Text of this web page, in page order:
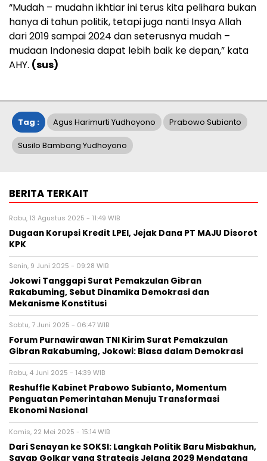
“Mudah – mudahn ikhtiar ini terus kita pelihara bukan
hanya di tahun politik, tetapi juga nanti Insya Allah
dari 2019 sampai 2024 dan seterusnya mudah –
mudaan Indonesia dapat lebih baik ke depan,” kata
AHY. (sus)
Tag : Agus Harimurti Yudhoyono Prabowo Subianto
Susilo Bambang Yudhoyono
BERITA TERKAIT
Rabu, 13 Agustus 2025 - 11:49 WIB
Dugaan Korupsi Kredit LPEI, Jejak Dana PT MAJU Disorot
KPK
Senin, 9 Juni 2025 - 09:28 WIB
Jokowi Tanggapi Surat Pemakzulan Gibran
Rakabuming, Sebut Dinamika Demokrasi dan
Mekanisme Konstitusi
Sabtu, 7 Juni 2025 - 06:47 WIB
Forum Purnawirawan TNI Kirim Surat Pemakzulan
Gibran Rakabuming, Jokowi: Biasa dalam Demokrasi
Rabu, 4 Juni 2025 - 14:39 WIB
Reshuffle Kabinet Prabowo Subianto, Momentum
Penguatan Pemerintahan Menuju Transformasi
Ekonomi Nasional
Kamis, 22 Mei 2025 - 15:14 WIB
Dari Senayan ke SOKSI: Langkah Politik Baru Misbakhun,
Sayap Golkar yang Strategis Jelang 2029 Mendatang